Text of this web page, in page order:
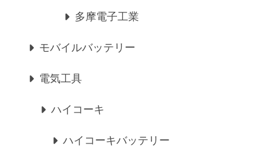
多摩電子工業
モバイルバッテリー
電気工具
ハイコーキ
ハイコーキバッテリー